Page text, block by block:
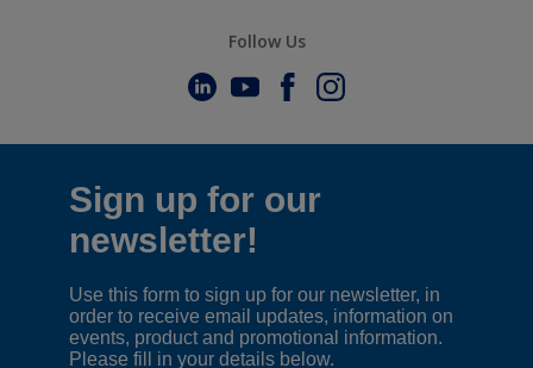
Follow Us